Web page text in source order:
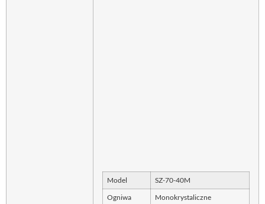
Model SZ-70-40M
Ogniwa Monokrystaliczne